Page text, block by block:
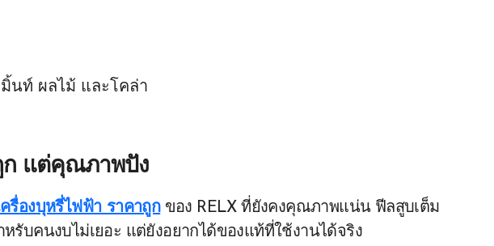
นท์ ผลไม้ และโคล่า
ก แต่คุณภาพปัง
ครื่องบุหรี่ไฟฟ้า ราคาถูกของ RELX ที่ยังคงคุณภาพแน่น ฟีลสูบเต็ม
หรับคนงบไม่เยอะ แต่ยังอยากได้ของแท้ที่ใช้งานได้จริง